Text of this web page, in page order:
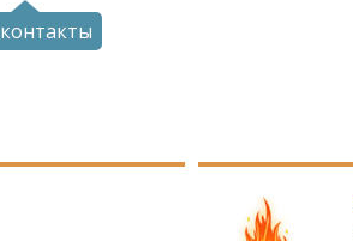
контакты